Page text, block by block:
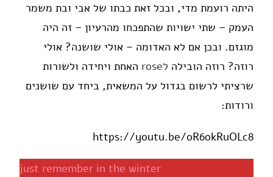
היתה רועמת מדי, ובכל זאת כבתו של אבי ובת משמר
העמק – שתי ישויות שהתפכחו מהרעיון – זה היה
מוגזם. ובכן אם לא האדומה – אולי שושנה? אולי
רוזה? רוזה הובילה לrose
האחת ויחידה ולשורות
שרציתי לרשום בגדול על המשאית, ביחד עם שושנים
ורודות:
https://youtu.be/oR6okRuOLc8
just remember in the winter